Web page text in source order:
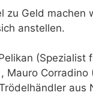
Geld machen
anstellen.
(Spezialist
Mauro
aus